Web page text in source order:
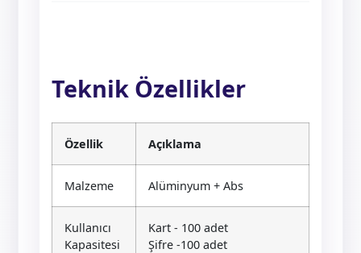
Teknik Özellikler
Özellik Açıklama
Malzeme Alüminyum + Abs
Kullanıcı
Kapasitesi
Kart - 100 adet
Şifre -100 adet